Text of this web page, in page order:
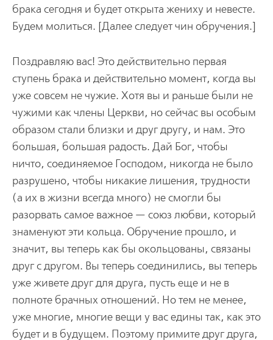
брака сегодня и будет открыта жениху и невесте.
Будем молиться. [Далее следует чин обручения.]
Поздравляю вас! Это действительно первая
ступень брака и действительно момент, когда вы
уже совсем не чужие. Хотя вы и раньше были не
чужими как члены Церкви, но сейчас вы особым
образом стали близки и друг другу, и нам. Это
большая, большая радость. Дай Бог, чтобы
ничто, соединяемое Господом, никогда не было
разрушено, чтобы никакие лишения, трудности
(а их в жизни всегда много) не смогли бы
разорвать самое важное — союз любви, который
знаменуют эти кольца. Обручение прошло, и
значит, вы теперь как бы окольцованы, связаны
друг с другом. Вы теперь соединились, вы теперь
уже живете друг для друга, пусть еще и не в
полноте брачных отношений. Но тем не менее,
уже многие, многие вещи у вас едины так, как это
будет и в будущем. Поэтому примите друг друга,